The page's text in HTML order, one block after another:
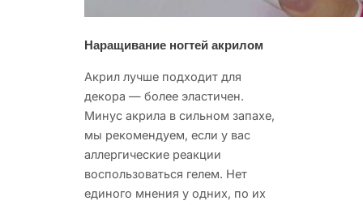
Наращивание ногтей акрилом
Акрил лучше подходит для
декора — более эластичен.
Минус акрила в сильном запахе,
мы рекомендуем, если у вас
аллергические реакции
воспользоваться гелем. Нет
единого мнения у одних, по их